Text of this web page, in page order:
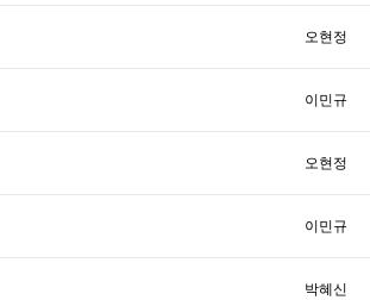
오현정
이민규
오현정
이민규
박혜신